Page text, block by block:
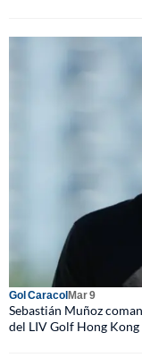
Gol CaracolMar 9
Sebastián Muñoz
del LIV Golf Hong Kong